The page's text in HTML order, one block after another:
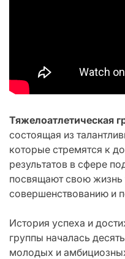
Тяжелоатлетическая
состоящая из
которые стремятся к
результатов в сфере
посвящают свою жизнь
совершенствованию и
История успеха и
группы началась
молодых и